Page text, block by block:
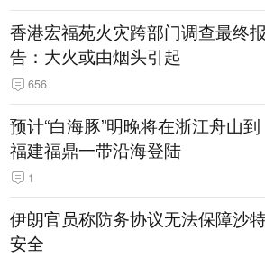
香港宏福苑火灾跨部门调查最终报
告：大火或由烟头引起
656
预计“白海豚”明晚将在浙江舟山到
福建福鼎一带沿海登陆
1
伊朗官员称防务协议无法保障沙
安全